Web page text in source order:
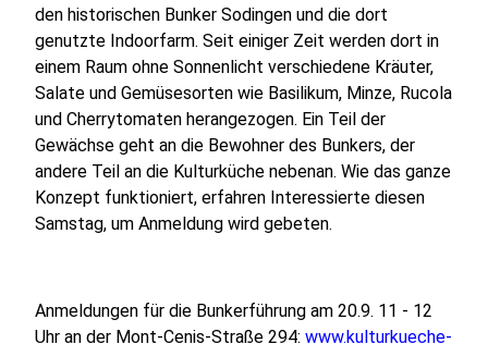
den historischen Bunker Sodingen und die dort
genutzte Indoorfarm. Seit einiger Zeit werden dort in
einem Raum ohne Sonnenlicht verschiedene Kräuter,
Salate und Gemüsesorten wie Basilikum, Minze, Rucola
und Cherrytomaten herangezogen. Ein Teil der
Gewächse geht an die Bewohner des Bunkers, der
andere Teil an die Kulturküche nebenan. Wie das ganze
Konzept funktioniert, erfahren Interessierte diesen
Samstag, um Anmeldung wird gebeten.
Anmeldungen für die Bunkerführung am 20.9. 11 - 12
Uhr an der Mont-Cenis-Straße 294: www.kulturkueche-